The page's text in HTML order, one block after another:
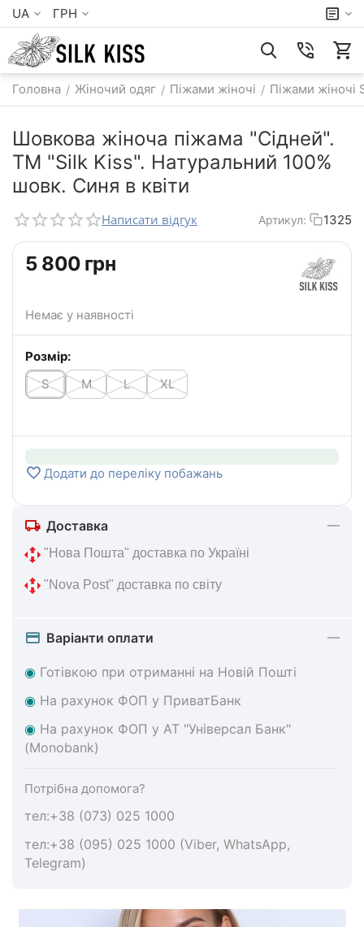
UA ГРН
Головна / Жіночий одяг / Піжами жіночі / Піжами жіночі
Шовкова жіноча піжама "Сідней".
TM "Silk Kiss". Натуральний 100%
шовк. Синя в квіти
Написати відгук Артикул: 1325
‍5 800‍ грн
Немає у наявності
Розмір:
S
M L XL
Додати до переліку побажань
Доставка
"Нова Пошта" доставка по Україні
"Nova Post" доставка по світу
Варіанти оплати
◉ Готівкою при отриманні на Новій Пошті
◉ На рахунок ФОП у ПриватБанк
◉ На рахунок ФОП у АТ "Універсал Банк"
(Monobank)
Потрібна допомога?
тел:+38 (073) 025 1000
тел:+38 (095) 025 1000 (Viber, WhatsApp,
Telegram)